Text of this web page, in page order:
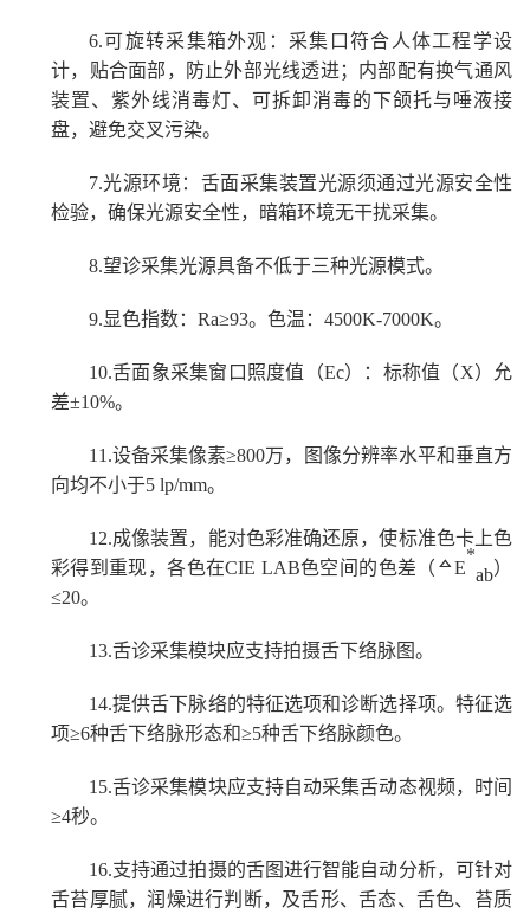
6.可旋转采集箱外观：采集口符合人体工程学设
计，贴合面部，防止外部光线透进；内部配有换气通风
装置、紫外线消毒灯、可拆卸消毒的下颌托与唾液接
盘，避免交叉污染。
7.光源环境：舌面采集装置光源须通过光源安全性
检验，确保光源安全性，暗箱环境无干扰采集。
8.望诊采集光源具备不低于三种光源模式。
9.显色指数： Ra≥93。色温：4500K-7000K。
10.舌面象采集窗口照度值（Ec）：标称值（X）允
差±10%。
11.设备采集像素≥800万，图像分辨率水平和垂直方
向均不小于5 lp/mm。
12.成像装置，能对色彩准确还原，使标准色卡上色
彩得到重现，各色在CIE LAB色空间的色差（ᅀE
*
ab）
≤20。
13.舌诊采集模块应支持拍摄舌下络脉图。
14.提供舌下脉络的特征选项和诊断选择项。特征选
项≥6种舌下络脉形态和≥5种舌下络脉颜色。
15.舌诊采集模块应支持自动采集舌动态视频，时间
≥4秒。
16.支持通过拍摄的舌图进行智能自动分析，可针对
舌苔厚腻，润燥进行判断，及舌形、舌态、舌色、苔质